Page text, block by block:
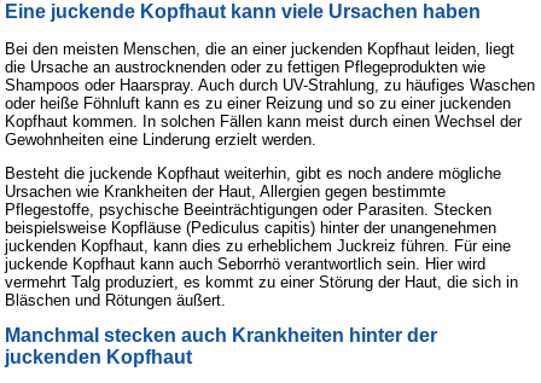
Eine juckende Kopfhaut kann viele Ursachen haben
Bei den meisten Menschen, die an einer juckenden Kopfhaut leiden, liegt
die Ursache an austrocknenden oder zu fettigen Pflegeprodukten wie
Shampoos oder Haarspray. Auch durch UV-Strahlung, zu häufiges Waschen
oder heiße Föhnluft kann es zu einer Reizung und so zu einer juckenden
Kopfhaut kommen. In solchen Fällen kann meist durch einen Wechsel der
Gewohnheiten eine Linderung erzielt werden.
Besteht die juckende Kopfhaut weiterhin, gibt es noch andere mögliche
Ursachen wie Krankheiten der Haut, Allergien gegen bestimmte
Pflegestoffe, psychische Beeinträchtigungen oder Parasiten. Stecken
beispielsweise Kopfläuse (Pediculus capitis) hinter der unangenehmen
juckenden Kopfhaut, kann dies zu erheblichem Juckreiz führen. Für eine
juckende Kopfhaut kann auch Seborrhö verantwortlich sein. Hier wird
vermehrt Talg produziert, es kommt zu einer Störung der Haut, die sich in
Bläschen und Rötungen äußert.
Manchmal stecken auch Krankheiten hinter der
juckenden Kopfhaut